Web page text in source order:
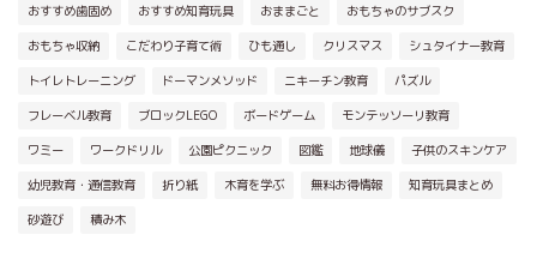
おすすめ歯固め おすすめ知育玩具 おままごと おもちゃのサブスク
おもちゃ収納 こだわり子育て術 ひも通し クリスマス シュタイナー教育
トイレトレーニング ドーマンメソッド ニキーチン教育 パズル
フレーベル教育 ブロックLEGO ボードゲーム モンテッソーリ教育
ワミー ワークドリル 公園ピクニック 図鑑 地球儀 子供のスキンケア
幼児教育・通信教育 折り紙 木育を学ぶ 無料お得情報 知育玩具まとめ
砂遊び 積み木